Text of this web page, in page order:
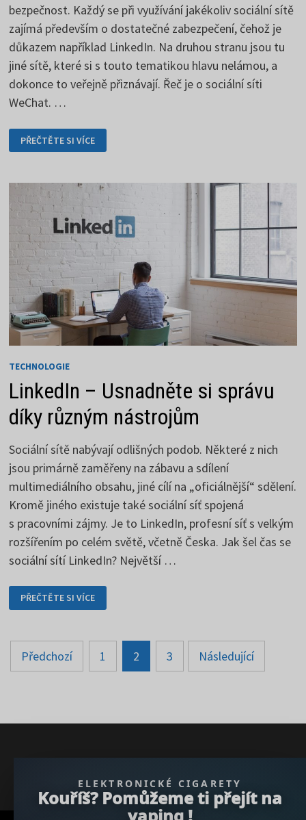
bezpečnost. Každý se při využívání jakékoliv sociální sítě
zajímá především o dostatečné zabezpečení, čehož je
důkazem například LinkedIn. Na druhou stranu jsou tu
jiné sítě, které si s touto tematikou hlavu nelámou, a
dokonce to veřejně přiznávají. Řeč je o sociální síti
WeChat. …
WECHAT
SI
S
ZROVNA
NELÁME
PŘEČTĚTE SI VÍCE
TECHNOLOGIE
LinkedIn – Usnadněte si správu
díky různým nástrojům
Sociální sítě nabývají odlišných podob. Některé z nich
jsou primárně zaměřeny na zábavu a sdílení
multimediálního obsahu, jiné cílí na „oficiálnější“ sdělení.
Kromě jiného existuje také sociální síť spojená
s pracovními zájmy. Je to LinkedIn, profesní síť s velkým
rozšířením po celém světě, včetně Česka. Jak šel čas se
sociální sítí LinkedIn? Největší …
LINKEDIN
–
USNADNĚTE
DÍKY
RŮZNÝM
NÁSTROJŮM
PŘEČTĚTE SI VÍCE
Stránkování
příspěvků
Předchozí 1 2 3 Následující
ELEKTRONICKÉ CIGARETY
Kouříš? Pomůžeme ti přejít na
vaping !